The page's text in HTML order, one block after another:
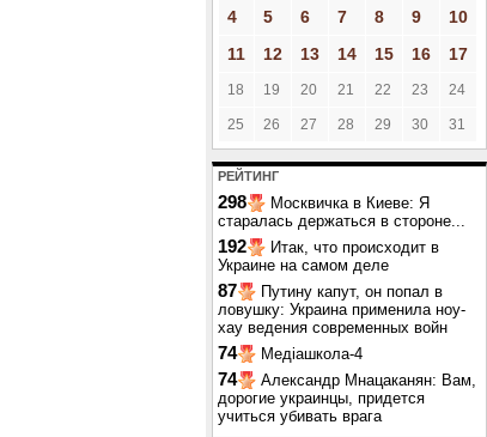
4
5 6 7 8 9
10
11
12 13 14 15 16 17
18 19 20 21 22 23 24
25 26 27 28 29 30 31
РЕЙТИНГ
298
Москвичка в Киеве: Я
старалась держаться в стороне...
192
Итак, что происходит в
Украине на самом деле
87
Путину капут, он попал в
ловушку: Украина применила ноу-
хау ведения современных войн
74 Медіашкола-4
74
Александр Мнацаканян: Вам,
дорогие украинцы, придется
учиться убивать врага